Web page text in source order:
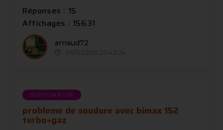
Réponses : 15
Affichages : 15631
arnaud72
06/03/2011 20:43:24
QUESTION POSÉE
probleme de soudure avec bimax 152
turbo+gaz